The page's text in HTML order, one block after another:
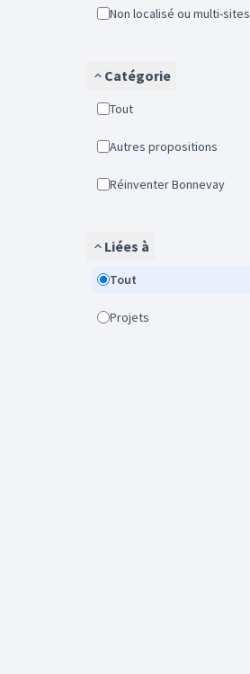
Non localisé ou multi-sites
Catégorie
Tout
Autres propositions
Réinventer Bonnevay
Liées à
Tout
Projets